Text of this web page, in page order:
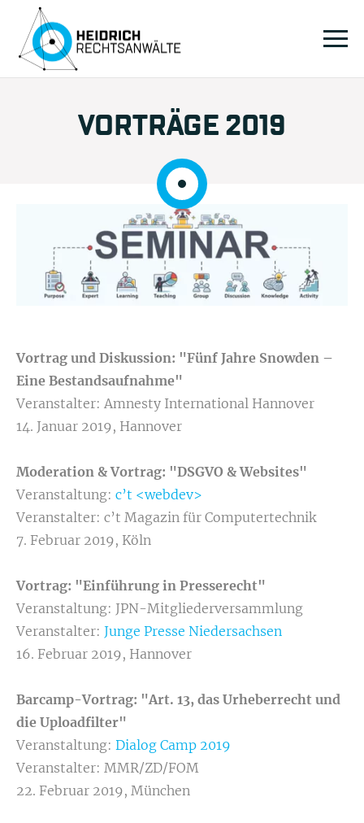
VORTRÄGE 2019
Vortrag und Diskussion: "Fünf Jahre Snowden –
Eine Bestandsaufnahme"
Veranstalter: Amnesty International Hannover
14. Januar 2019, Hannover
Moderation & Vortrag: "DSGVO & Websites"
Veranstaltung: c’t <webdev>
Veranstalter: c’t Magazin für Computertechnik
7. Februar 2019, Köln
Vortrag: "Einführung in Presserecht"
Veranstaltung: JPN-Mitgliederversammlung
Veranstalter: Junge Presse Niedersachsen
16. Februar 2019, Hannover
Barcamp-Vortrag: "Art. 13, das Urheberrecht und
die Uploadfilter"
Veranstaltung: Dialog Camp 2019
Veranstalter: MMR/ZD/FOM
22. Februar 2019, München